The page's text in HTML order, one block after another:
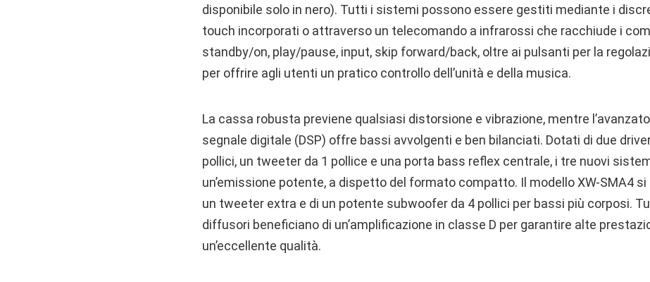
disponibile solo in nero). Tutti i sistemi possono essere gestiti mediante i
touch incorporati o attraverso un telecomando a infrarossi che racchiude i
standby/on, play/pause, input, skip forward/back, oltre ai pulsanti per la
per offrire agli utenti un pratico controllo dell’unità e della musica.
La cassa robusta previene qualsiasi distorsione e vibrazione, mentre
segnale digitale (DSP) offre bassi avvolgenti e ben bilanciati. Dotati di due
pollici, un tweeter da 1 pollice e una porta bass reflex centrale, i tre nuovi
un’emissione potente, a dispetto del formato compatto. Il modello XW-SMA4 si
un tweeter extra e di un potente subwoofer da 4 pollici per bassi più corposi.
diffusori beneficiano di un’amplificazione in classe D per garantire alte
un’eccellente qualità.